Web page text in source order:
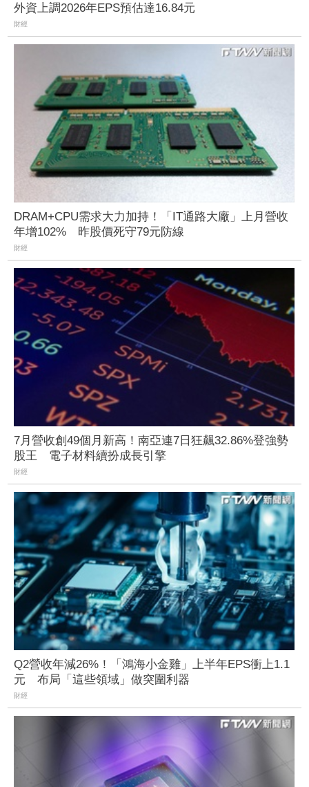
外資上調2026年EPS預估達16.84元
財經
DRAM+CPU需求大力加持！「IT通路大廠」上月營收
年增102% 昨股價死守79元防線
財經
7月營收創49個月新高！南亞連7日狂飆32.86%登強勢
股王 電子材料續扮成長引擎
財經
Q2營收年減26%！「鴻海小金雞」上半年EPS衝上1.1
元 布局「這些領域」做突圍利器
財經